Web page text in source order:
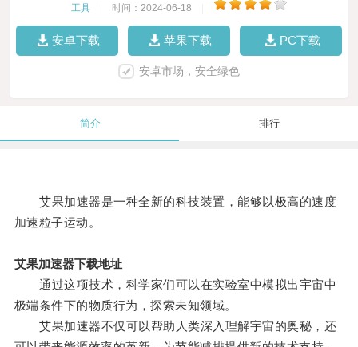
工具 时间：2024-06-18
安卓下载 苹果下载 PC下载
安卓市场，安全绿色
简介 排行
艾果加速器是一种全新的科技装置，能够以极高的速度
加速粒子运动。
艾果加速器下载地址
通过这项技术，科学家们可以在实验室中模拟出宇宙中
极端条件下的物质行为，探索未知领域。
艾果加速器不仅可以帮助人类深入理解宇宙的奥秘，还